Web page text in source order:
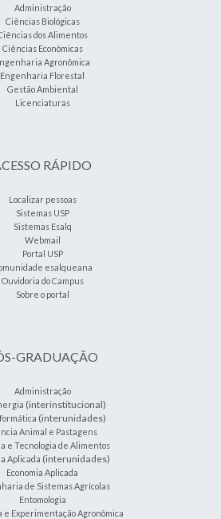
Administração
Ciências Biológicas
dos Alimentos
Ciências Econômicas
Agronômica
Engenharia Florestal
Gestão Ambiental
Licenciaturas
RÁPIDO
Localizar pessoas
Sistemas USP
Sistemas Esalq
Webmail
Portal USP
esalqueana
Ouvidoria do Campus
Sobre o portal
GRADUAÇÃO
Administração
(interinstitucional)
(interunidades)
Animal e Pastagens
e Tecnologia de Alimentos
Aplicada (interunidades)
Economia Aplicada
de Sistemas Agrícolas
Entomologia
e Experimentação Agronômica